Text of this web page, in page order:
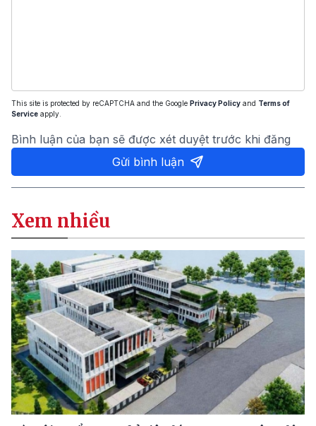
This site is protected by reCAPTCHA and the Google Privacy Policy and Terms of
Service apply.
Bình luận của bạn sẽ được xét duyệt trước khi đăng
Gửi bình luận
Xem nhiều